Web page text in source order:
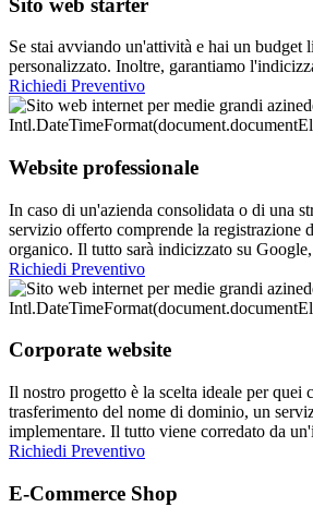
Se stai avviando un'attività e hai un
personalizzato. Inoltre, garantiamo
Richiedi Preventivo
Website professionale
In caso di un'azienda consolidata o di una
servizio offerto comprende la
organico. Il tutto sarà indicizzato su
Richiedi Preventivo
Corporate website
Il nostro progetto è la scelta ideale per
trasferimento del nome di dominio, un
implementare. Il tutto viene corredato da
Richiedi Preventivo
E-Commerce Shop